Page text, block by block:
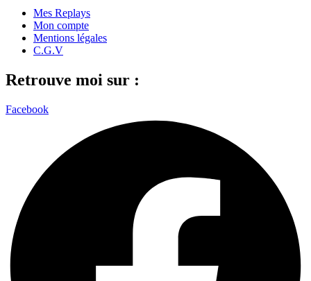
Mes Replays
Mon compte
Mentions légales
C.G.V
Retrouve moi sur :
Facebook